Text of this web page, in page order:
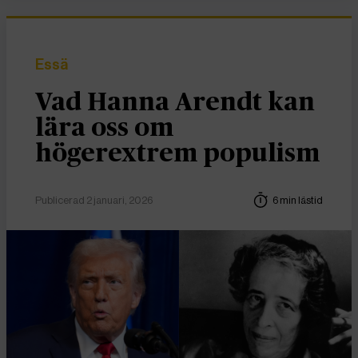
Essä
Vad Hanna Arendt kan
lära oss om
högerextrem populism
Publicerad 2 januari, 2026 6 min lästid